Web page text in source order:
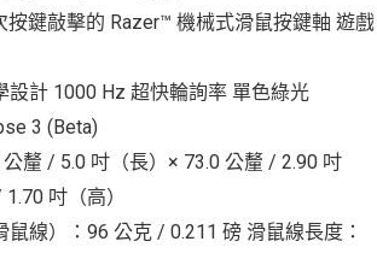
鍵敲擊的 Razer™ 機械式滑鼠按鍵軸 遊戲
計 1000 Hz 超快輪詢率 單色綠光
3 (Beta)
釐 / 5.0 吋（長）× 73.0 公釐 / 2.90 吋
吋（高）
線）：96 公克 / 0.211 磅 滑鼠線長度：